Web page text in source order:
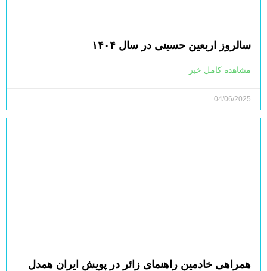
سالروز اربعین حسینی در سال ۱۴۰۴
مشاهده کامل خبر
04/06/2025
همراهی خادمین راهنمای زائر در پویش ایران همدل